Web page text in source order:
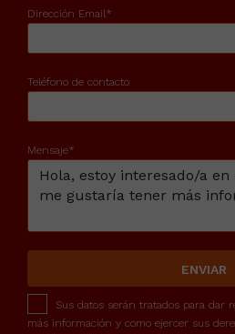
Dirección Email*
Teléfono de contacto
Mensaje*
ENVIAR
Sus datos serán tratados para dar
más información y como ejercer sus